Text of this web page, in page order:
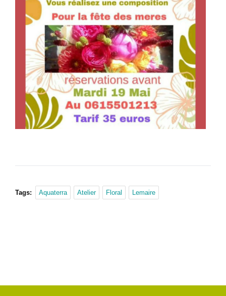
Tags: Aquaterra Atelier Floral Lemaire